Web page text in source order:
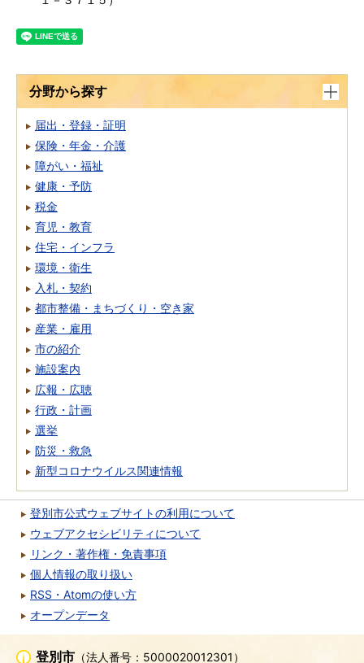
分野から探す
届出・登録・証明
保険・年金・介護
障がい・福祉
健康・予防
税金
育児・教育
住宅・インフラ
環境・衛生
入札・契約
都市整備・まちづくり・空き家
産業・雇用
市の紹介
施設案内
広報・広聴
行政・計画
選挙
防災・救急
新型コロナウイルス関連情報
登別市公式ウェブサイトの利用について
ウェブアクセシビリティについて
リンク・著作権・免責事項
個人情報の取り扱い
RSS・Atomの使い方
オープンデータ
登別市 （法人番号：5000020012301）